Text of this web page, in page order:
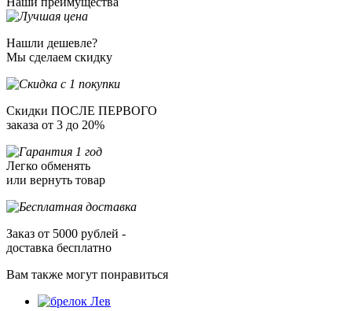
Нашли дешевле?
Мы сделаем скидку
Скидки ПОСЛЕ ПЕРВОГО
заказа от 3 до 20%
Легко обменять
или вернуть товар
Заказ от 5000 рублей -
доставка бесплатно
Вам также могут понравиться